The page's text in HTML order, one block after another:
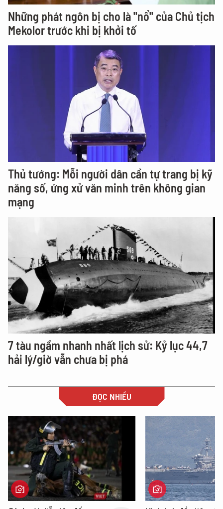
Những phát ngôn bị cho là "nổ" của Chủ tịch
Mekolor trước khi bị khởi tố
Thủ tướng: Mỗi người dân cần tự trang bị kỹ
năng số, ứng xử văn minh trên không gian
mạng
7 tàu ngầm nhanh nhất lịch sử: Kỷ lục 44,7
hải lý/giờ vẫn chưa bị phá
ĐỌC NHIỀU